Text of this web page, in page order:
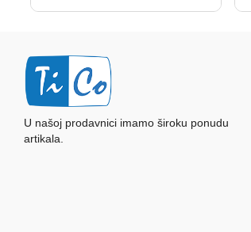
U našoj prodavnici imamo široku ponudu
artikala.